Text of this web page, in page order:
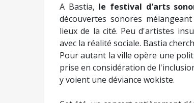
A Bastia, le festival d'arts
découvertes sonores
lieux de la cité. Peu d'artistes
avec la réalité sociale. Bastia
Pour autant la ville opère une
prise en considération de
y voient une déviance wokiste.